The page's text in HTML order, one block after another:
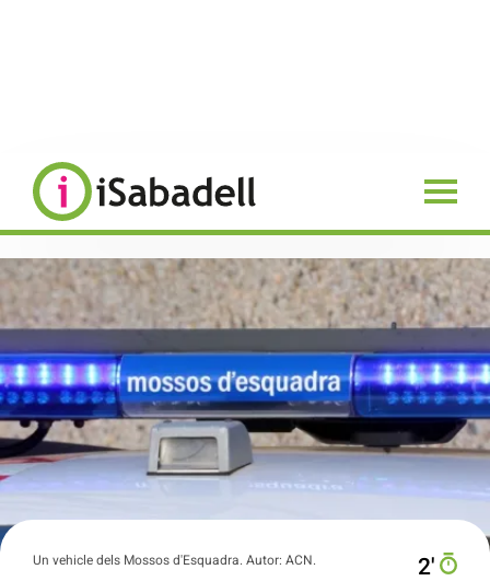
Un vehicle dels Mossos d'Esquadra. Autor: ACN. 2′